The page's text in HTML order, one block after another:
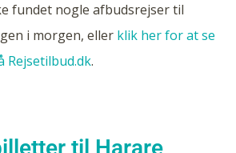
fundet nogle afbudsrejser til
i morgen, eller klik her for at se
Rejsetilbud.dk.